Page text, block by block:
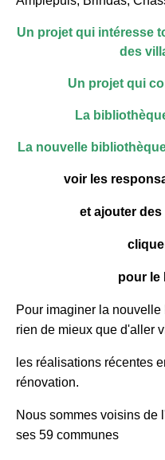
Un projet qui intéresse
des
Un projet qui
La
La nouvelle
voir les
et ajouter
pour le
Pour imaginer la
rien de mieux que d'aller
les réalisations récentes
rénovation.
Nous sommes voisins de
ses 59 communes